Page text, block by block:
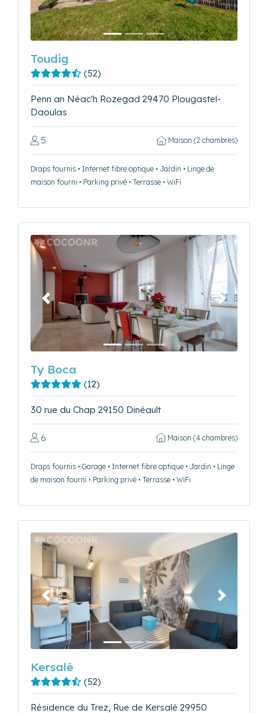
Toudig
(52)
Penn an Néac'h Rozegad 29470 Plougastel-
Daoulas
5 Maison (2 chambres)
Draps fournis • Internet fibre optique • Jardin • Linge de
maison fourni • Parking privé • Terrasse • WiFi
Précédent Suivant
Ty Boca
(12)
30 rue du Chap 29150 Dinéault
6 Maison (4 chambres)
Draps fournis • Garage • Internet fibre optique • Jardin • Linge
de maison fourni • Parking privé • Terrasse • WiFi
Précédent Suivant
Kersalé
(52)
Résidence du Trez, Rue de Kersalé 29950